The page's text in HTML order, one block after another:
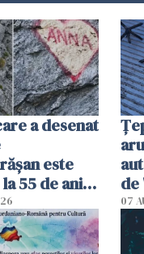
a desenat
este
55 de ani.
de
07